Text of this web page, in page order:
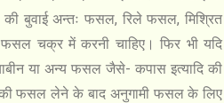
बुवाई अन्तः फसल, रिले फसल, मिश्रित
चक्र में करनी चाहिए। फिर भी यदि
या अन्य फसल जैसे- कपास इत्यादि की
फसल लेने के बाद अनुगामी फसल के लिए